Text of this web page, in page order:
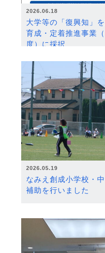
2026.06.18
大学等の「復興知」
育成・定着推進事業
度）に採択
2026.05.19
なみえ創成小学校・
補助を行いました